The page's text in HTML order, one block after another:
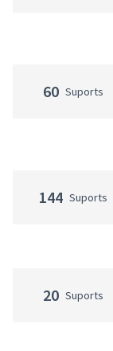
60 Suports
144 Suports
20 Suports